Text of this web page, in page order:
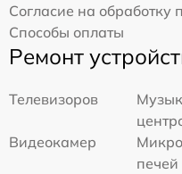
Согласие на
Способы оплаты
Ремонт
Телевизоров
Видеокамер
печей